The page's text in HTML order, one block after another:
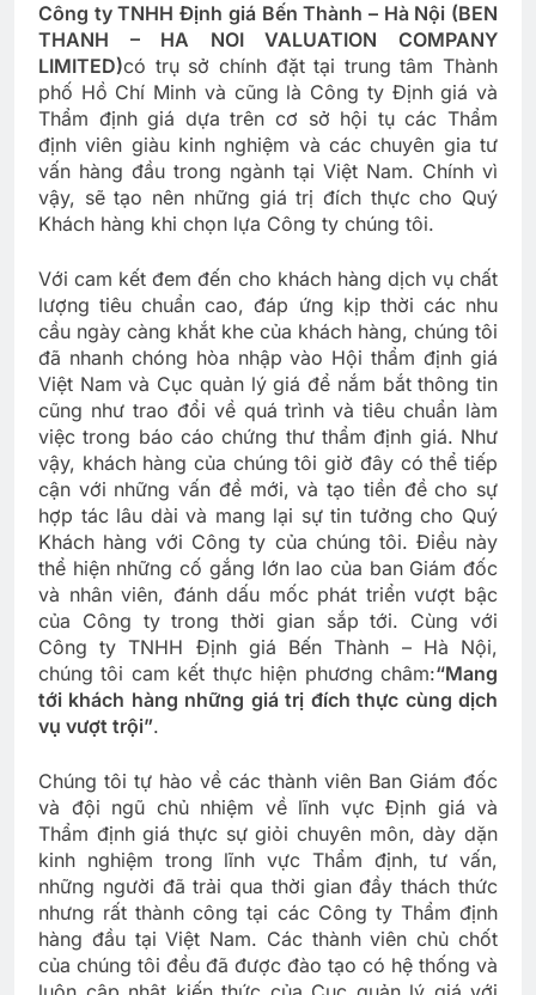
Công ty TNHH Định giá Bến Thành – Hà Nội (BEN
THANH – HA NOI VALUATION COMPANY
LIMITED)có trụ sở chính đặt tại trung tâm Thành
phố Hồ Chí Minh và cũng là Công ty Định giá và
Thẩm định giá dựa trên cơ sở hội tụ các Thẩm
định viên giàu kinh nghiệm và các chuyên gia tư
vấn hàng đầu trong ngành tại Việt Nam. Chính vì
vậy, sẽ tạo nên những giá trị đích thực cho Quý
Khách hàng khi chọn lựa Công ty chúng tôi.
Với cam kết đem đến cho khách hàng dịch vụ chất
lượng tiêu chuẩn cao, đáp ứng kịp thời các nhu
cầu ngày càng khắt khe của khách hàng, chúng tôi
đã nhanh chóng hòa nhập vào Hội thẩm định giá
Việt Nam và Cục quản lý giá để nắm bắt thông tin
cũng như trao đổi về quá trình và tiêu chuẩn làm
việc trong báo cáo chứng thư thẩm định giá. Như
vậy, khách hàng của chúng tôi giờ đây có thể tiếp
cận với những vấn đề mới, và tạo tiền đề cho sự
hợp tác lâu dài và mang lại sự tin tưởng cho Quý
Khách hàng với Công ty của chúng tôi. Điều này
thể hiện những cố gắng lớn lao của ban Giám đốc
và nhân viên, đánh dấu mốc phát triển vượt bậc
của Công ty trong thời gian sắp tới. Cùng với
Công ty TNHH Định giá Bến Thành – Hà Nội,
chúng tôi cam kết thực hiện phương châm:“Mang
tới khách hàng những giá trị đích thực cùng dịch
vụ vượt trội”.
Chúng tôi tự hào về các thành viên Ban Giám đốc
và đội ngũ chủ nhiệm về lĩnh vực Định giá và
Thẩm định giá thực sự giỏi chuyên môn, dày dặn
kinh nghiệm trong lĩnh vực Thẩm định, tư vấn,
những người đã trải qua thời gian đầy thách thức
nhưng rất thành công tại các Công ty Thẩm định
hàng đầu tại Việt Nam. Các thành viên chủ chốt
của chúng tôi đều đã được đào tạo có hệ thống và